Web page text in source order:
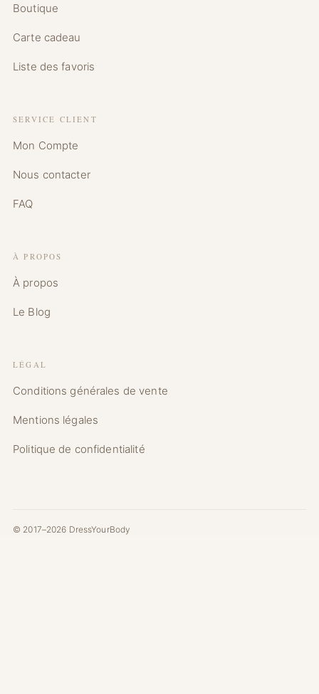
Boutique
Carte cadeau
Liste des favoris
SERVICE CLIENT
Mon Compte
Nous contacter
FAQ
À PROPOS
À propos
Le Blog
LÉGAL
Conditions générales de vente
Mentions légales
Politique de confidentialité
© 2017–2026 DressYourBody